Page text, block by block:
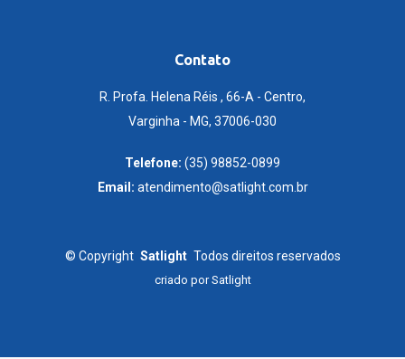
Contato
R. Profa. Helena Réis , 66-A - Centro,
Varginha - MG, 37006-030
Telefone: (35) 98852-0899
Email: atendimento@satlight.com.br
© Copyright Satlight Todos direitos reservados
criado porSatlight